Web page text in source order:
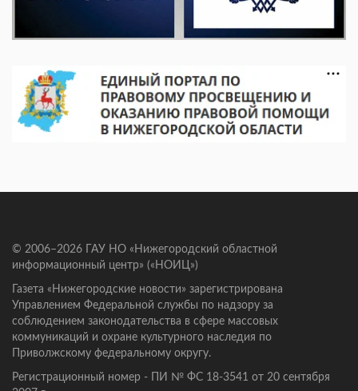
© 2006–2026 ГАУ НО «Нижегородский областной
информационный центр» («НОИЦ»)
Газета «Нижегородские новости» зарегистрирована
Управлением Федеральной службы по надзору за
соблюдением законодательства в сфере массовых
коммуникаций и охране культурного наследия по
Приволжскому федеральному округу.
Регистрационный номер - ПИ № ФС 18-3541 от 20 сентября